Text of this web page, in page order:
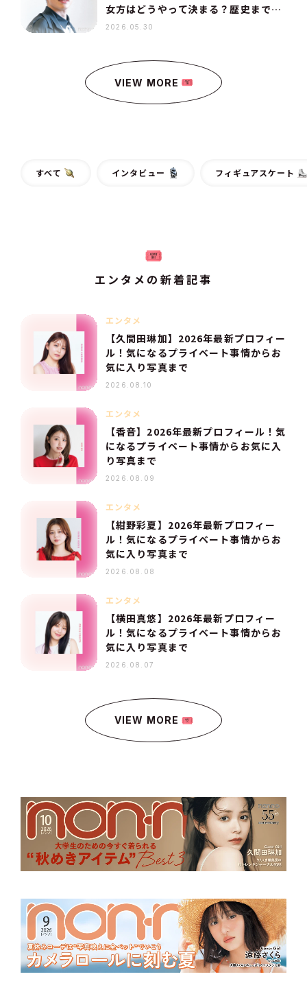
女方はどうやって決まる？歴史まで丸
わかり
2026.05.30
VIEW MORE
すべて インタビュー フィギュアスケート
エンタメの新着記事
エンタメ
【久間田琳加】2026年最新プロフィー
ル！気になるプライベート事情からお
気に入り写真まで
2026.08.10
エンタメ
【香音】2026年最新プロフィール！気
になるプライベート事情からお気に入
り写真まで
2026.08.09
エンタメ
【紺野彩夏】2026年最新プロフィー
ル！気になるプライベート事情からお
気に入り写真まで
2026.08.08
エンタメ
【横田真悠】2026年最新プロフィー
ル！気になるプライベート事情からお
気に入り写真まで
2026.08.07
VIEW MORE